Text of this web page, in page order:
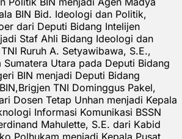
BIN Bid. Ideologi dan Politik,
dari Deputi Bidang Intelijen
Staf Ahli Bidang Ideologi dan
Ruruh A. Setyawibawa, S.E.,
Utara pada Deputi Bidang
BIN menjadi Deputi Bidang
TNI Dominggus Pakel,
Dosen Tetap Unhan menjadi Kepala
Informasi Komunikasi BSSN
Mahulette, S.E. dari Kabid
Polhukam menjadi Kepala Pusat